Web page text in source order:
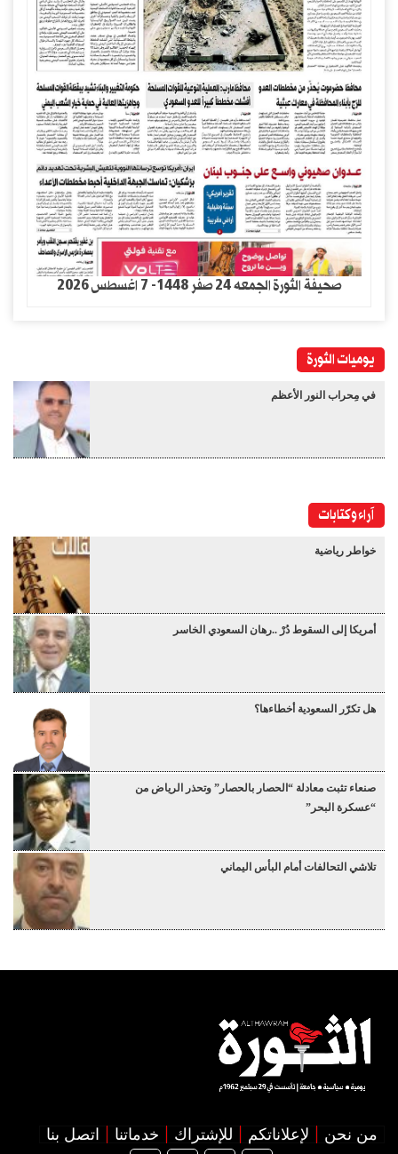
صحيفة الثورة الجمعه 24 صفر 1448- 7 اغسطس 2026
يوميات الثورة
في مِحراب النور الأعظم
آراء وكتابات
خواطر رياضية
أمريكا إلى السقوط دُرْ ..رهان السعودي الخاسر
هل تكرّر السعودية أخطاءها؟
صنعاء تثبت معادلة “الحصار بالحصار” وتحذر الرياض من
“عسكرة البحر”
تلاشي التحالفات أمام البأس اليماني
من نحن لإعلاناتكم للإشتراك خدماتنا اتصل بنا